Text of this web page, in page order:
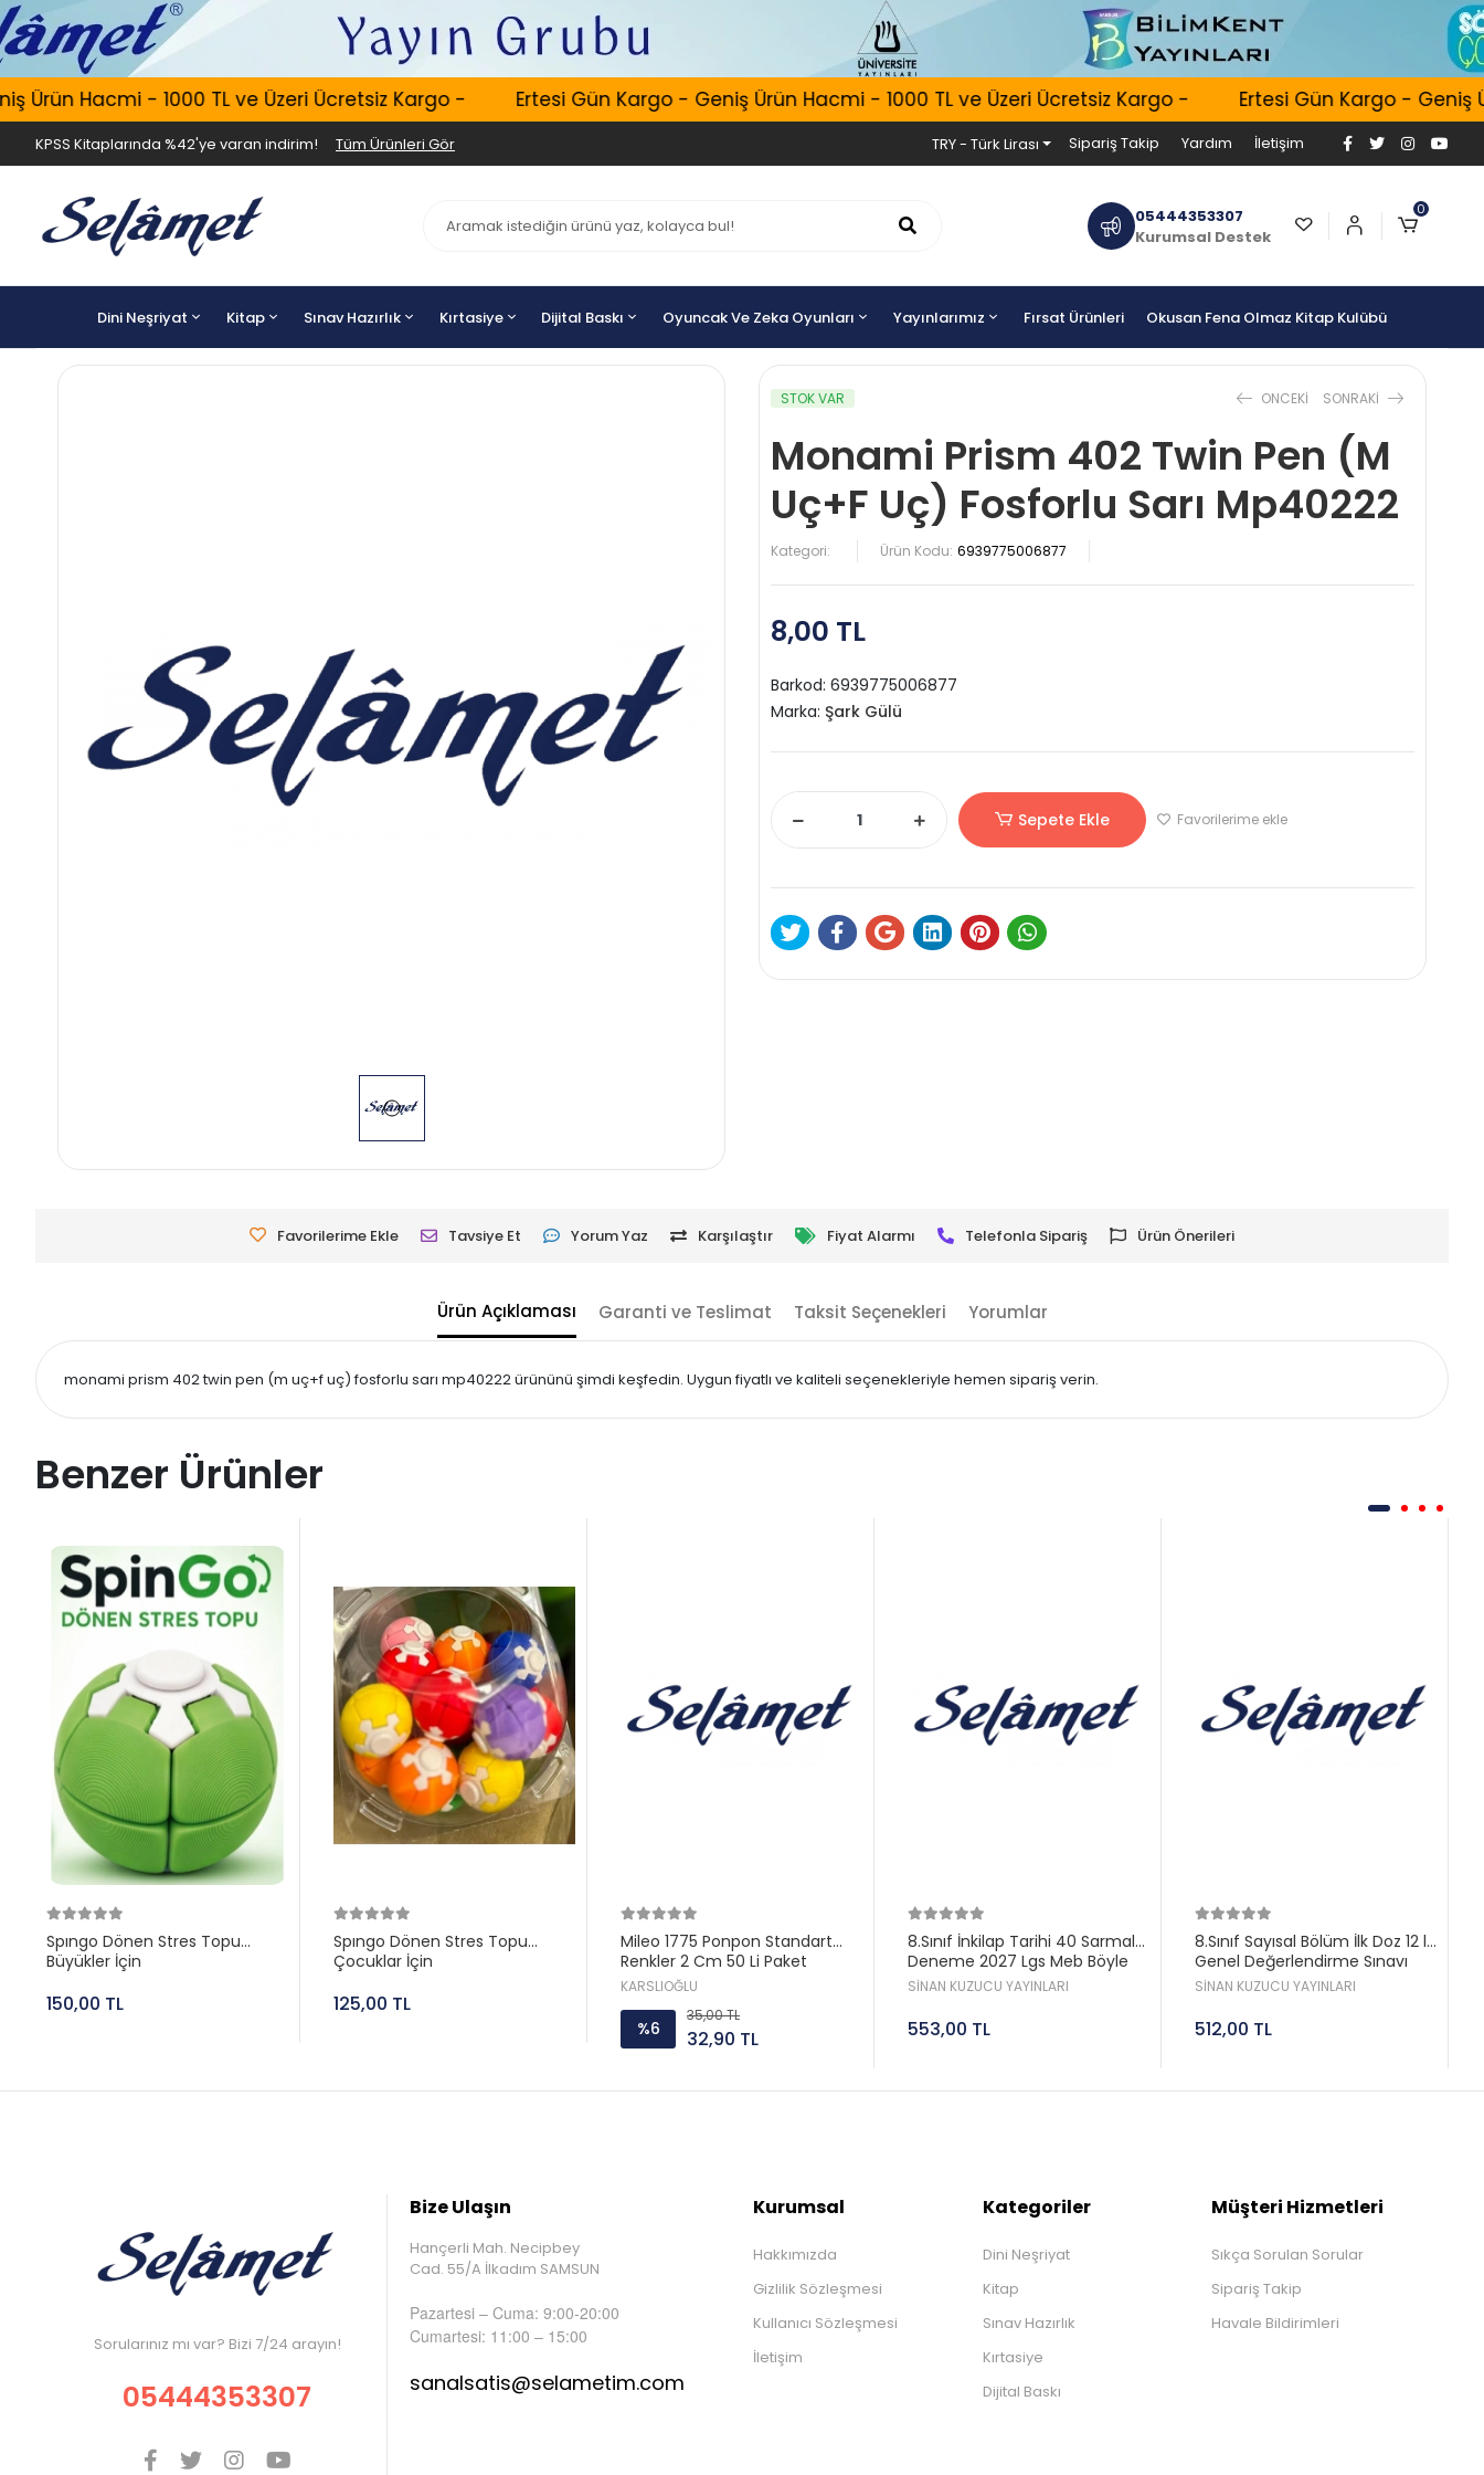
Hacmi - 1000 TL ve Üzeri Ücretsiz Kargo - Ertesi Gün Kargo - Geniş Ürün Hacmi - 1000 TL ve Üzeri Ücretsiz Kargo - Ertesi Gün Kargo - Geniş
KPSS Kitaplarında %42'ye varan indirim! Tüm Ürünleri Gör TRY - Türk Lirası Sipariş Takip Yardım İletişim
05444353307
Kurumsal Destek
0
Dini Neşriyat Kitap Sınav Hazırlık Kırtasiye Dijital Baskı Oyuncak Ve Zeka Oyunları Yayınlarımız Fırsat Ürünleri Okusan Fena Olmaz Kitap Kulübü
STOK VAR ONCEKI SONRAKI
Monami Prism 402 Twin Pen (M
Uç+F Uç) Fosforlu Sarı Mp40222
Kategori: Ürün Kodu: 6939775006877
8,00 TL
Barkod: 6939775006877
Marka: Şark Gülü
Sepete Ekle Favorilerime ekle
Favorilerime Ekle Tavsiye Et Yorum Yaz Karşılaştır Fiyat Alarmı Telefonla Sipariş Ürün Önerileri
Ürün Açıklaması Garanti ve Teslimat Taksit Seçenekleri Yorumlar
monami prism 402 twin pen (m uç+f uç) fosforlu sarı mp40222 ürününü şimdi keşfedin. Uygun fiyatlı ve kaliteli seçenekleriyle hemen sipariş verin.
Benzer Ürünler
Spıngo Dönen Stres Topu
Büyükler İçin
150,00 TL
Spıngo Dönen Stres Topu
Çocuklar İçin
125,00 TL
Mileo 1775 Ponpon Standart
Renkler 2 Cm 50 Li Paket
KARSLIOĞLU
%6
35,00 TL
32,90 TL
8.Sınıf İnkilap Tarihi 40 Sarmal
Deneme 2027 Lgs Meb Böyle
Sorar Sinan Kuzucu
SİNAN KUZUCU YAYINLARI
553,00 TL
8.Sınıf Sayısal Bölüm İlk Doz 12 li
Genel Değerlendirme Sınavı
2027 Lgs Sinan Kuzucu
SİNAN KUZUCU YAYINLARI
512,00 TL
Sorularınız mı var? Bizi 7/24 arayın!
05444353307
Bize Ulaşın
Hançerli Mah. Necipbey
Cad. 55/A İlkadım SAMSUN
Pazartesi – Cuma: 9:00-20:00
Cumartesi: 11:00 – 15:00
sanalsatis@selametim.com
Kurumsal
Hakkımızda
Gizlilik Sözleşmesi
Kullanıcı Sözleşmesi
İletişim
Kategoriler
Dini Neşriyat
Kitap
Sınav Hazırlık
Kırtasiye
Dijital Baskı
Müşteri Hizmetleri
Sıkça Sorulan Sorular
Sipariş Takip
Havale Bildirimleri